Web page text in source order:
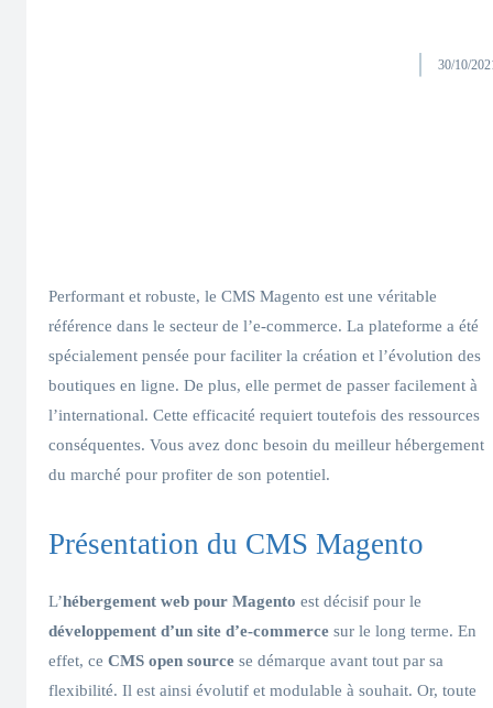
30/10/
Performant et robuste, le CMS Magento est une véritable
référence dans le secteur de l’e-commerce. La plateforme a été
spécialement pensée pour faciliter la création et l’évolution des
boutiques en ligne. De plus, elle permet de passer facilement à
l’international. Cette efficacité requiert toutefois des ressources
conséquentes. Vous avez donc besoin du meilleur hébergement
du marché pour profiter de son potentiel.
Présentation du CMS Magento
L’hébergement web pour Magento est décisif pour le
développement d’un site d’e-commerce sur le long terme. En
effet, ce CMS open source se démarque avant tout par sa
flexibilité. Il est ainsi évolutif et modulable à souhait. Or, toute